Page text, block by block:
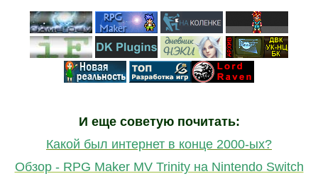
И еще советую почитать:
Какой был интернет в конце 2000-ых?
Обзор - RPG Maker MV Trinity на Nintendo Switch